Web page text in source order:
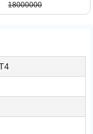
18000000